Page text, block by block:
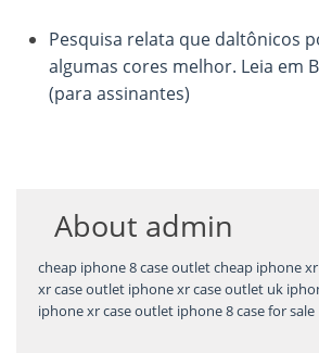
Pesquisa relata que daltônicos
algumas cores melhor. Leia em
(para assinantes)
About admin
cheap iphone 8 case outletcheap iphone
xr case outlet iphone xr case outlet uk
iphone xr case outlet iphone 8 case for sale